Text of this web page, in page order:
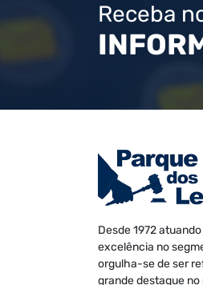
Receba
Desde 1972
excelência no
orgulha-se de ser
grande destaque no